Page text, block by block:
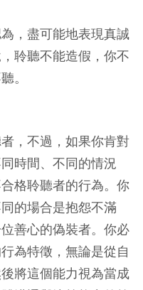
，盡可能地表現真誠
聆聽不能造假，你不
。
，不過，如果你肯對
時間、不同的情況
格聆聽者的行為。你
的場合是抱怨不滿
善心的偽裝者。你必
為特徵，無論是從自
將這個能力視為當成